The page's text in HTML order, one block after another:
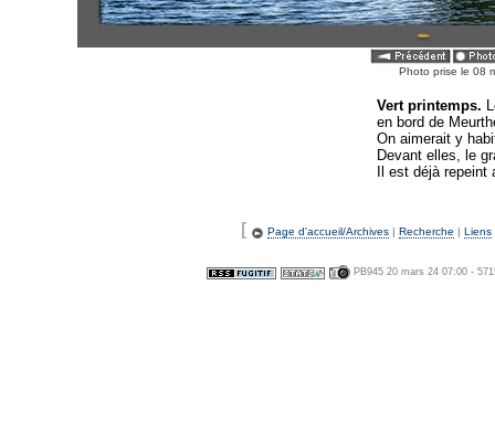
Photo prise le 08
Vert printemps.
en bord de
On aimerait y
Devant elles, le
Il est déjà
[ Page d'accueil/Archives | Recherche | Liens
PB945 20 mars 24 07:00 -